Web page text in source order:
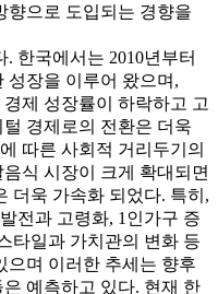
향으로 도입되는 경향을
한국에서는 2010년부터
성장을 이루어 왔으며,
제 성장률이 하락하고 고
경제로의 전환은 더욱
따른 사회적 거리두기의
식 시장이 크게 확대되면
더욱 가속화 되었다. 특히,
전과 고령화, 1인가구 증
타일과 가치관의 변화 등
으며 이러한 추세는 향후
예측하고 있다. 현재 한